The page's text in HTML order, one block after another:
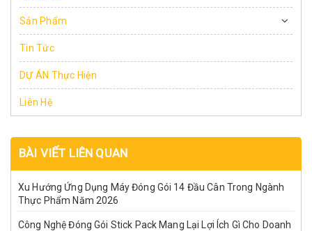
Sản Phẩm
Tin Tức
DỰ ÁN Thực Hiện
Liên Hệ
BÀI VIẾT LIÊN QUAN
Xu Hướng Ứng Dụng Máy Đóng Gói 14 Đầu Cân Trong Ngành
Thực Phẩm Năm 2026
Công Nghệ Đóng Gói Stick Pack Mang Lại Lợi Ích Gì Cho Doanh